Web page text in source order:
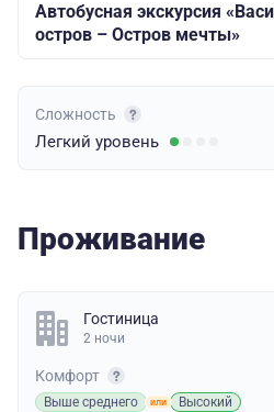
Автобусная экскурсия
остров – Остров мечты»
Сложность
Легкий уровень
Проживание
Гостиница
2 ночи
Комфорт
Выше среднего Высокий